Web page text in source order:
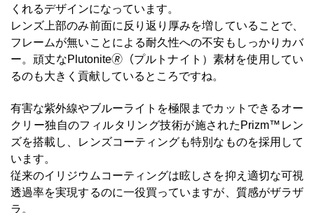
くれるデザインになっています。
レンズ上部のみ前面に反り返り厚みを増していることで、
フレームが無いことによる耐久性への不安もしっかりカバ
ー。頑丈なPlutonite🄬（プルトナイト）素材を使用してい
るのも大きく貢献しているところですね。
有害な紫外線やブルーライトを極限までカットできるオー
クリー独自のフィルタリング技術が施されたPrizm™レン
ズを搭載し、レンズコーティングも特別なものを採用して
います。
従来のイリジウムコーティングは眩しさを抑え適切な可視
透過率を実現するのに一役買っていますが、質感がザラザ
ラ。